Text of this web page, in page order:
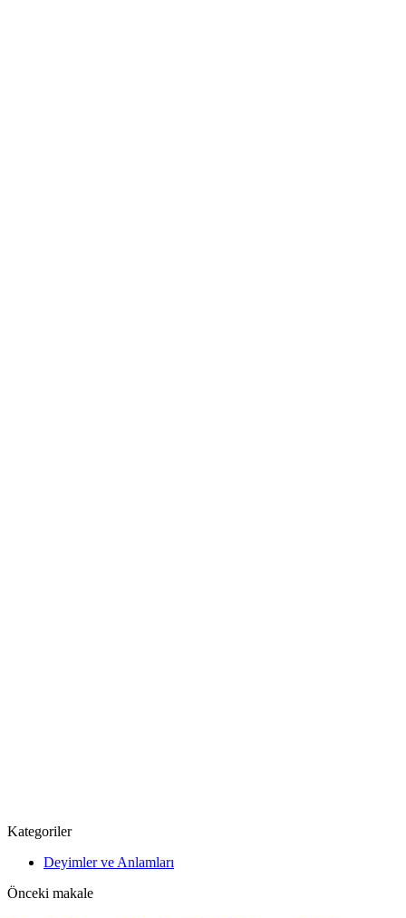
Kategoriler
Deyimler ve Anlamları
Önceki makale